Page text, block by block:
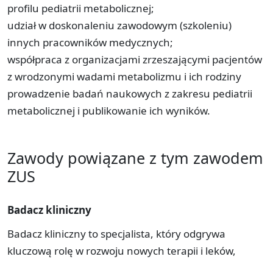
profilu pediatrii metabolicznej;
udział w doskonaleniu zawodowym (szkoleniu)
innych pracowników medycznych;
współpraca z organizacjami zrzeszającymi pacjentów
z wrodzonymi wadami metabolizmu i ich rodziny
prowadzenie badań naukowych z zakresu pediatrii
metabolicznej i publikowanie ich wyników.
Zawody powiązane z tym zawodem
ZUS
Badacz kliniczny
Badacz kliniczny to specjalista, który odgrywa
kluczową rolę w rozwoju nowych terapii i leków,